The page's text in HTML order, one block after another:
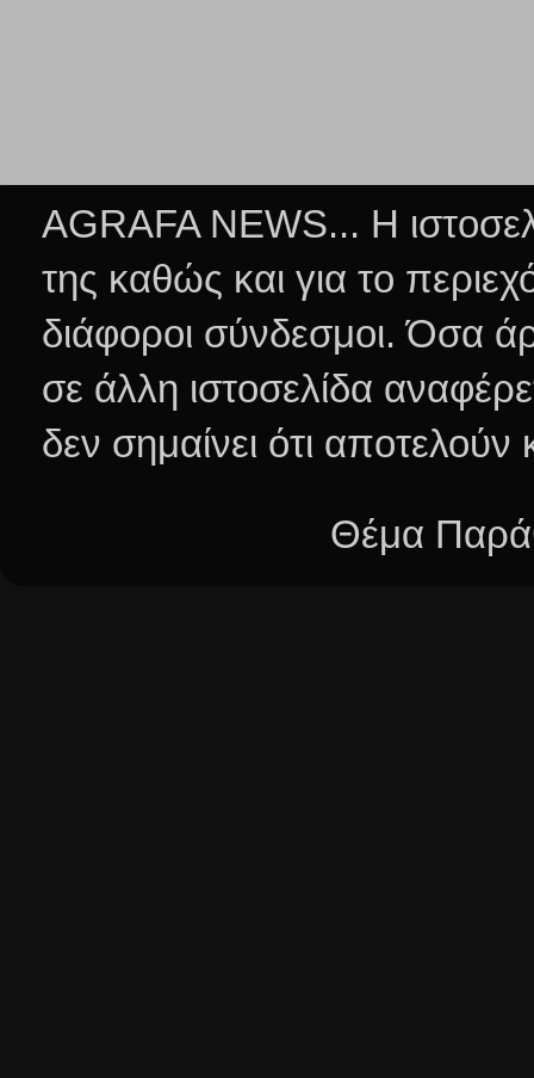
AGRAFA NEWS... Η
της καθώς και για το
διάφοροι σύνδεσμοι.Όσα
σε άλλη ιστοσελίδα
δεν σημαίνει ότι
Θέμα